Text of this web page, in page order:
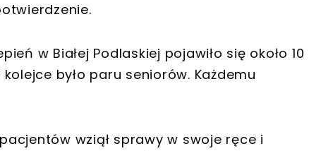
w Białej Podlaskiej pojawiło się około 10
było paru seniorów. Każdemu
wziął sprawy w swoje ręce i